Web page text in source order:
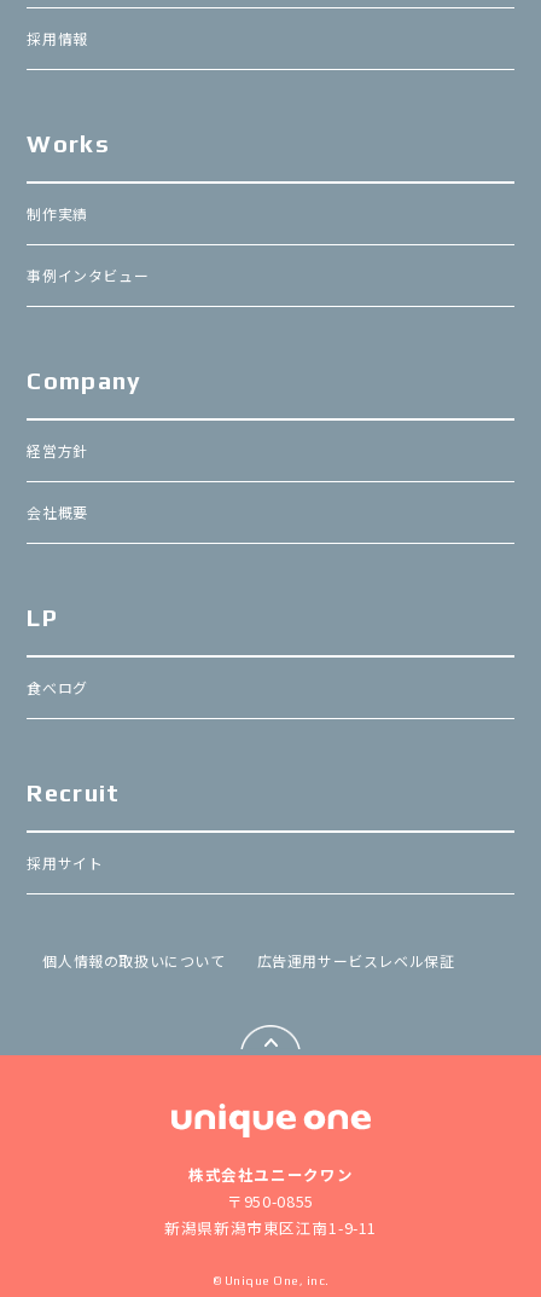
採用情報
Works
制作実績
事例インタビュー
Company
経営方針
会社概要
LP
食べログ
Recruit
採用サイト
個⼈情報の取扱いについて 広告運用サービスレベル保証
株式会社ユニークワン
〒950-0855
新潟県新潟市東区江南1-9-11
© Unique One, inc.